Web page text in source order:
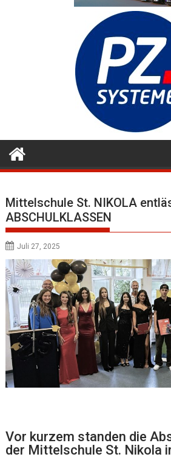
Mittelschule St. NIKOLA
ABSCHULKLASSEN
Juli 27, 2025
Vor kurzem standen die
der Mittelschule St. Nikola